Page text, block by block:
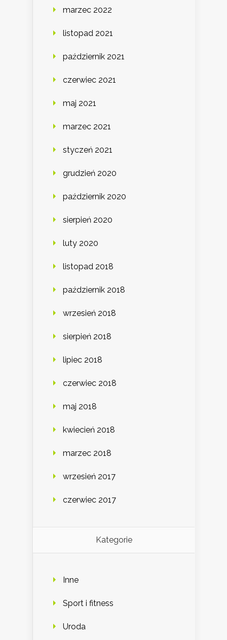
marzec 2022
listopad 2021
październik 2021
czerwiec 2021
maj 2021
marzec 2021
styczeń 2021
grudzień 2020
październik 2020
sierpień 2020
luty 2020
listopad 2018
październik 2018
wrzesień 2018
sierpień 2018
lipiec 2018
czerwiec 2018
maj 2018
kwiecień 2018
marzec 2018
wrzesień 2017
czerwiec 2017
Kategorie
Inne
Sport i fitness
Uroda